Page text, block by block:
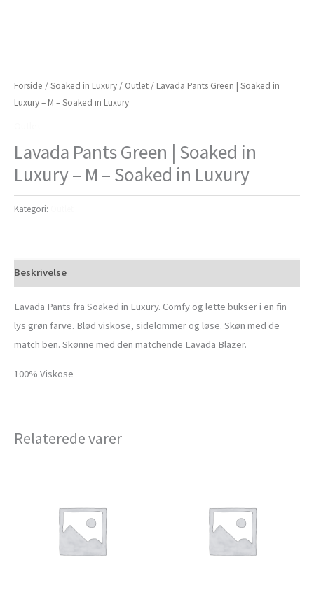
Forside /Soaked in Luxury / Outlet / Lavada Pants Green | Soaked in
Luxury – M – Soaked in Luxury
Lavada Pants Green | Soaked in
Luxury – M – Soaked in Luxury
Kategori:
Beskrivelse
Lavada Pants fra Soaked in Luxury. Comfy og lette bukser i en fin
lys grøn farve. Blød viskose, sidelommer og løse. Skøn med de
match ben. Skønne med den matchende Lavada Blazer.
100% Viskose
Relaterede varer